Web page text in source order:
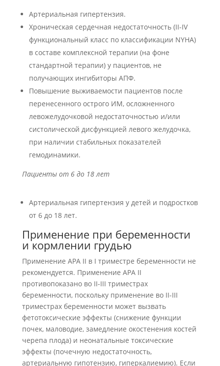
Артериальная гипертензия.
Хроническая сердечная недостаточность (II-IV
функциональный класс по классификации NYHA)
в составе комплексной терапии (на фоне
стандартной терапии) у пациентов, не
получающих ингибиторы АПФ.
Повышение выживаемости пациентов после
перенесенного острого ИМ, осложненного
левожелудочковой недостаточностью и/или
систолической дисфункцией левого желудочка,
при наличии стабильных показателей
гемодинамики.
Пациенты от 6 до 18 лет
Артериальная гипертензия у детей и подростков
от 6 до 18 лет.
Применение при беременности
и кормлении грудью
Применение АРА II в I триместре беременности не
рекомендуется. Применение АРА II
противопоказано во II-III триместрах
беременности, поскольку применение во II-III
триместрах беременности может вызвать
фетотоксические эффекты (снижение функции
почек, маловодие, замедление окостенения костей
черепа плода) и неонатальные токсические
эффекты (почечную недостаточность,
артериальную гипотензию, гиперкалиемию). Если